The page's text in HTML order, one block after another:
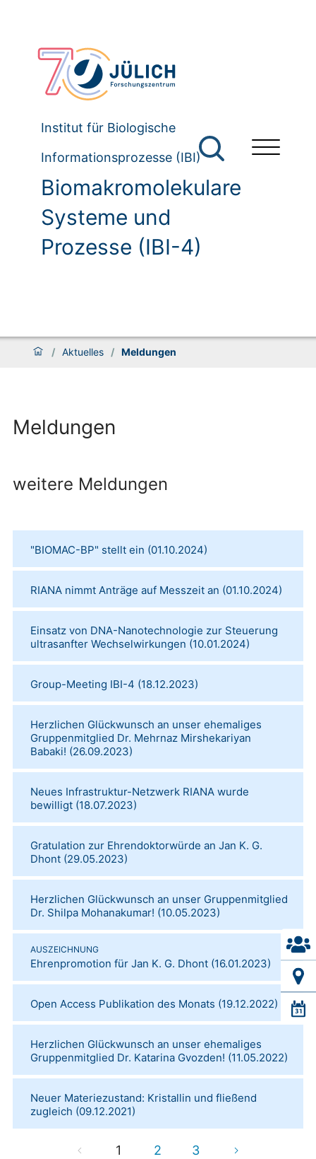
Institut für Biologische
Informationsprozesse (IBI)
Biomakromolekulare
Systeme und
Prozesse (IBI-4)
/ Aktuelles / Meldungen
Meldungen
weitere Meldungen
"BIOMAC-BP" stellt ein (01.10.2024)
RIANA nimmt Anträge auf Messzeit an (01.10.2024)
Einsatz von DNA-Nanotechnologie zur Steuerung
ultrasanfter Wechselwirkungen (10.01.2024)
Group-Meeting IBI-4 (18.12.2023)
Herzlichen Glückwunsch an unser ehemaliges
Gruppenmitglied Dr. Mehrnaz Mirshekariyan
Babaki! (26.09.2023)
Neues Infrastruktur-Netzwerk RIANA wurde
bewilligt (18.07.2023)
Gratulation zur Ehrendoktorwürde an Jan K. G.
Dhont (29.05.2023)
Herzlichen Glückwunsch an unser Gruppenmitglied
Dr. Shilpa Mohanakumar! (10.05.2023)
AUSZEICHNUNG
Ehrenpromotion für Jan K. G. Dhont (16.01.2023)
Open Access Publikation des Monats (19.12.2022)
Herzlichen Glückwunsch an unser ehemaliges
Gruppenmitglied Dr. Katarina Gvozden! (11.05.2022)
Neuer Materiezustand: Kristallin und fließend
zugleich (09.12.2021)
1 2 3